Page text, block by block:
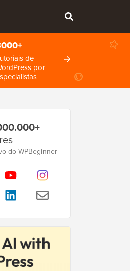
de
por
do WPBeginner